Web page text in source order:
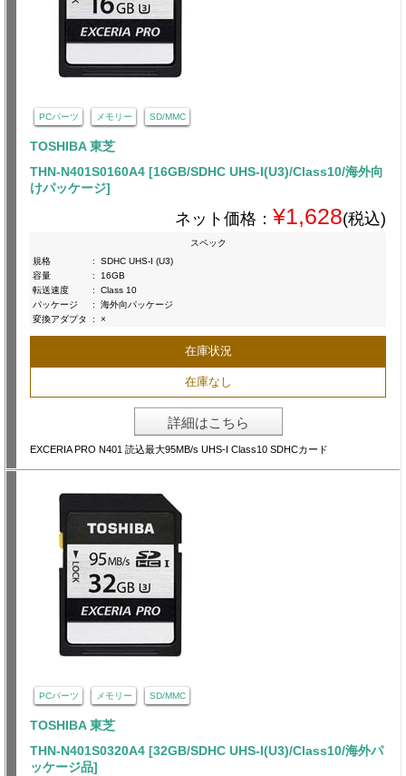
PCパーツ メモリー SD/MMC
TOSHIBA 東芝
THN-N401S0160A4 [16GB/SDHC UHS-I(U3)/Class10/海外向
けパッケージ]
ネット価格： ¥1,628(税込)
スペック
規格
:
SDHC UHS-I (U3)
容量
:
16GB
転送速度
:
Class 10
パッケージ
:
海外向パッケージ
変換アダプタ
: ×
在庫状況
在庫なし
詳細はこちら
EXCERIA PRO N401 読込最大95MB/s UHS-I Class10 SDHCカード
PCパーツ メモリー SD/MMC
TOSHIBA 東芝
THN-N401S0320A4 [32GB/SDHC UHS-I(U3)/Class10/海外パ
ッケージ品]